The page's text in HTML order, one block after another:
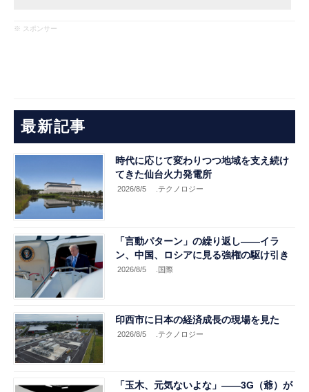
※ スポンサー
最新記事
時代に応じて変わりつつ地域を支え続け
てきた仙台火力発電所
2026/8/5 .テクノロジー
「言動パターン」の繰り返し――イラ
ン、中国、ロシアに見る強権の駆け引き
2026/8/5 .国際
印西市に日本の経済成長の現場を見た
2026/8/5 .テクノロジー
「玉木、元気ないよな」――3G（爺）が